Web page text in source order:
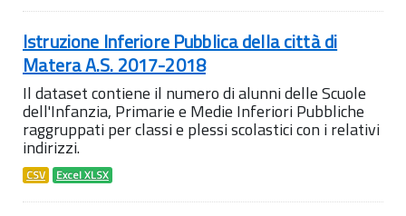
Istruzione Inferiore Pubblica della città di
Matera A.S. 2017-2018
Il dataset contiene il numero di alunni delle Scuole
dell'Infanzia, Primarie e Medie Inferiori Pubbliche
raggruppati per classi e plessi scolastici con i relativi
indirizzi.
CSV Excel XLSX